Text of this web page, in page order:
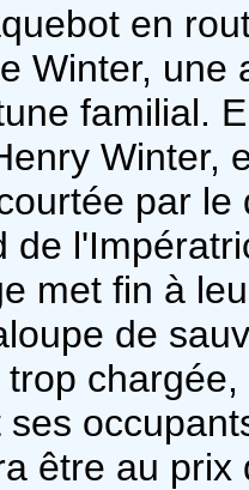
en
Winter,
familial.
Winter,
par
de
met fin à
de
être au